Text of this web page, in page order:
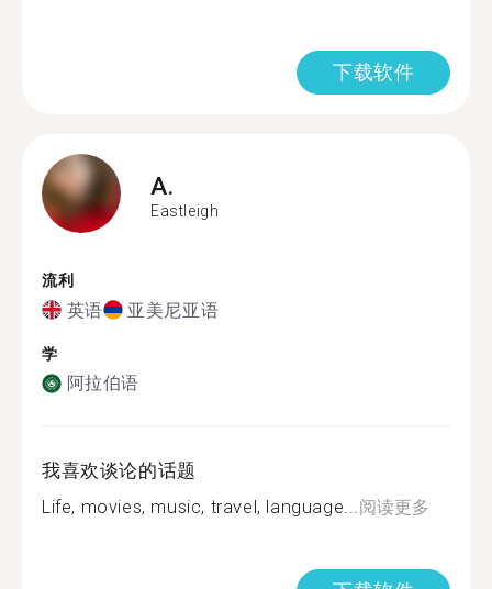
下载软件
A.
Eastleigh
流利
英语 亚美尼亚语
学
阿拉伯语
我喜欢谈论的话题
Life, movies, music, travel, language...阅读更多